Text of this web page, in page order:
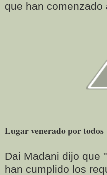
que han comenzado
Lugar venerado por todos
Dai Madani dijo que
han cumplido los